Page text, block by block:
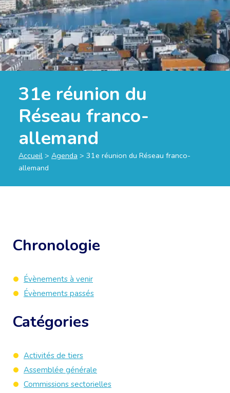
31e réunion du
Réseau franco-
allemand
Accueil > Agenda > 31e réunion du Réseau franco-
allemand
Chronologie
Évènements à venir
Évènements passés
Catégories
Activités de tiers
Assemblée générale
Commissions sectorielles